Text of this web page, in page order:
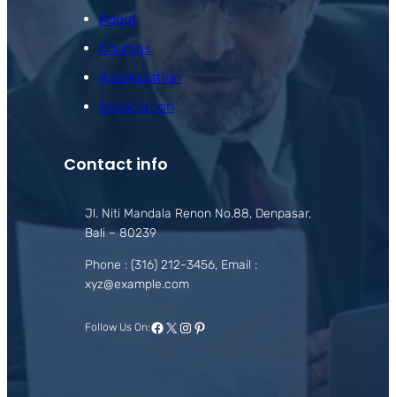
About
Courses
Appreciation
Association
Contact info
Jl. Niti Mandala Renon No.88, Denpasar,
Bali – 80239
Phone : (316) 212-3456, Email :
xyz@example.com
Follow Us On:Facebook
X Instagram
Pinterest